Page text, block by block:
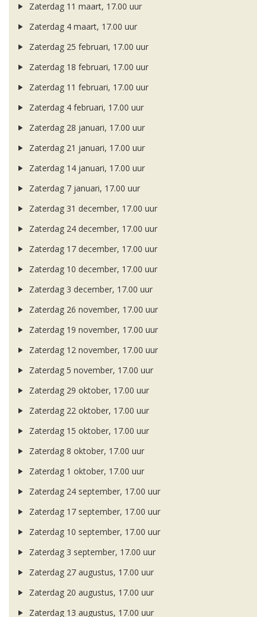
Zaterdag 11 maart, 17.00 uur
Zaterdag 4 maart, 17.00 uur
Zaterdag 25 februari, 17.00 uur
Zaterdag 18 februari, 17.00 uur
Zaterdag 11 februari, 17.00 uur
Zaterdag 4 februari, 17.00 uur
Zaterdag 28 januari, 17.00 uur
Zaterdag 21 januari, 17.00 uur
Zaterdag 14 januari, 17.00 uur
Zaterdag 7 januari, 17.00 uur
Zaterdag 31 december, 17.00 uur
Zaterdag 24 december, 17.00 uur
Zaterdag 17 december, 17.00 uur
Zaterdag 10 december, 17.00 uur
Zaterdag 3 december, 17.00 uur
Zaterdag 26 november, 17.00 uur
Zaterdag 19 november, 17.00 uur
Zaterdag 12 november, 17.00 uur
Zaterdag 5 november, 17.00 uur
Zaterdag 29 oktober, 17.00 uur
Zaterdag 22 oktober, 17.00 uur
Zaterdag 15 oktober, 17.00 uur
Zaterdag 8 oktober, 17.00 uur
Zaterdag 1 oktober, 17.00 uur
Zaterdag 24 september, 17.00 uur
Zaterdag 17 september, 17.00 uur
Zaterdag 10 september, 17.00 uur
Zaterdag 3 september, 17.00 uur
Zaterdag 27 augustus, 17.00 uur
Zaterdag 20 augustus, 17.00 uur
Zaterdag 13 augustus, 17.00 uur